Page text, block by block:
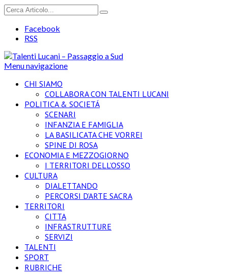
Facebook
RSS
Menu navigazione
CHI SIAMO
COLLABORA CON TALENTI LUCANI
POLITICA & SOCIETÁ
SCENARI
INFANZIA E FAMIGLIA
LA BASILICATA CHE VORREI
SPINE DI ROSA
ECONOMIA E MEZZOGIORNO
I TERRITORI DELL’OSSO
CULTURA
DIALETTANDO
PERCORSI D’ARTE SACRA
TERRITORI
CITTA
INFRASTRUTTURE
SERVIZI
TALENTI
SPORT
RUBRICHE